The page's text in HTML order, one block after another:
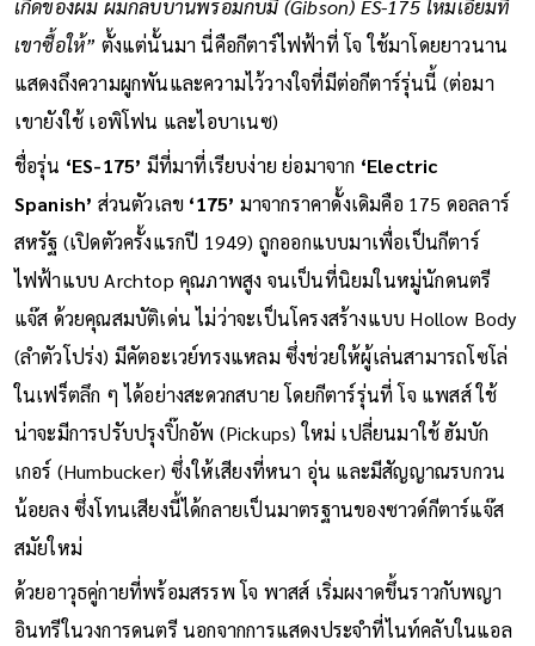
เกิดของผม ผมกลับบ้านพร้อมกับมี (Gibson) ES-175 ใหม่เอี่ยมที่
เขาซื้อให้”ตั้งแต่นั้นมา นี่คือกีตาร์ไฟฟ้าที่ โจ ใช้มาโดยยาวนาน
แสดงถึงความผูกพันและความไว้วางใจที่มีต่อกีตาร์รุ่นนี้ (ต่อมา
เขายังใช้ เอพิโฟน และไอบาเนซ)
ชื่อรุ่น‘ES-175’มีที่มาที่เรียบง่าย ย่อมาจาก‘Electric
Spanish’ส่วนตัวเลข‘175’มาจากราคาดั้งเดิมคือ 175 ดอลลาร์
สหรัฐ (เปิดตัวครั้งแรกปี 1949) ถูกออกแบบมาเพื่อเป็นกีตาร์
ไฟฟ้าแบบ Archtop คุณภาพสูง จนเป็นที่นิยมในหมู่นักดนตรี
แจ๊ส ด้วยคุณสมบัติเด่น ไม่ว่าจะเป็นโครงสร้างแบบ Hollow Body
(ลำตัวโปร่ง) มีคัตอะเวย์ทรงแหลม ซึ่งช่วยให้ผู้เล่นสามารถโซโล่
ในเฟร็ตลึก ๆ ได้อย่างสะดวกสบาย โดยกีตาร์รุ่นที่ โจ แพสส์ ใช้
น่าจะมีการปรับปรุงปิ๊กอัพ (Pickups) ใหม่ เปลี่ยนมาใช้ ฮัมบัก
เกอร์ (Humbucker) ซึ่งให้เสียงที่หนา อุ่น และมีสัญญาณรบกวน
น้อยลง ซึ่งโทนเสียงนี้ได้กลายเป็นมาตรฐานของซาวด์กีตาร์แจ๊ส
สมัยใหม่
ด้วยอาวุธคู่กายที่พร้อมสรรพ โจ พาสส์ เริ่มผงาดขึ้นราวกับพญา